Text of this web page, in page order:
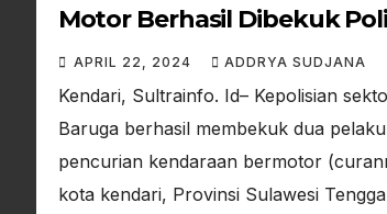
Motor Berhasil Dibekuk
Kota Kendari
APRIL 22, 2024 ADDRYA SUDJANA
Kendari, Sultrainfo. Id– Kepolisian
Baruga berhasil membekuk dua pelaku
pencurian kendaraan bermotor
kota kendari, Provinsi Sulawesi